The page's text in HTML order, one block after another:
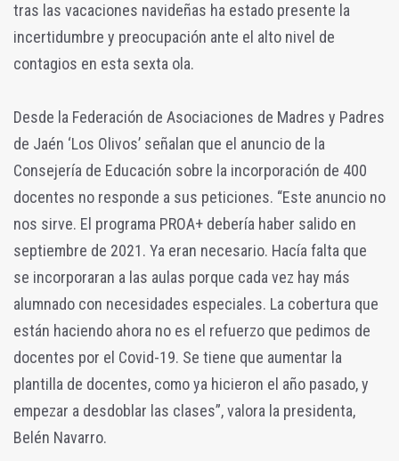
tras las vacaciones navideñas ha estado presente la
incertidumbre y preocupación ante el alto nivel de
contagios en esta sexta ola.
Desde la Federación de Asociaciones de Madres y Padres
de Jaén ‘Los Olivos’ señalan que el anuncio de la
Consejería de Educación sobre la incorporación de 400
docentes no responde a sus peticiones. “Este anuncio no
nos sirve. El programa PROA+ debería haber salido en
septiembre de 2021. Ya eran necesario. Hacía falta que
se incorporaran a las aulas porque cada vez hay más
alumnado con necesidades especiales. La cobertura que
están haciendo ahora no es el refuerzo que pedimos de
docentes por el Covid-19. Se tiene que aumentar la
plantilla de docentes, como ya hicieron el año pasado, y
empezar a desdoblar las clases”, valora la presidenta,
Belén Navarro.